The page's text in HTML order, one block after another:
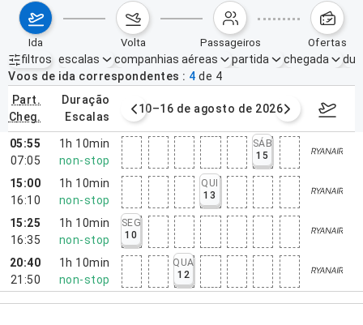
ida volta passageiros ofertas
filtros
Filtros ativos nenhum
escalas companhias aéreas partida chegada
Voos de ida correspondentes
4 de 4
part.
cheg.
duração
escalas
agosto de 2026 10–16 de agosto de 2026 17–23
05:55
07:05
1h 10min
non-stop
SÁB
15
15:00
16:10
1h 10min
non-stop
QUI
13
15:25
16:35
1h 10min
non-stop
SEG
10
20:40
21:50
1h 10min
non-stop
QUA
12